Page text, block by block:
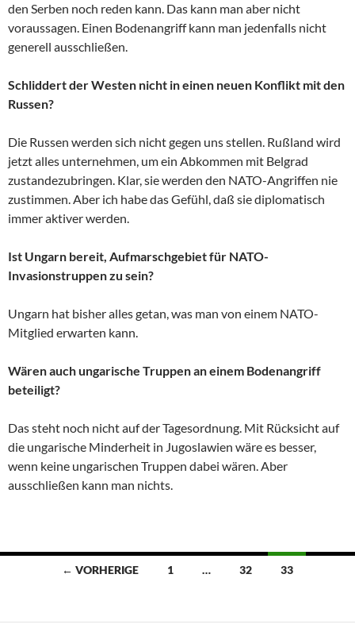
den Serben noch reden kann. Das kann man aber nicht
voraussagen. Einen Bodenangriff kann man jedenfalls nicht
generell ausschließen.
Schliddert der Westen nicht in einen neuen Konflikt mit den
Russen?
Die Russen werden sich nicht gegen uns stellen. Rußland wird
jetzt alles unternehmen, um ein Abkommen mit Belgrad
zustandezubringen. Klar, sie werden den NATO-Angriffen nie
zustimmen. Aber ich habe das Gefühl, daß sie diplomatisch
immer aktiver werden.
Ist Ungarn bereit, Aufmarschgebiet für NATO-
Invasionstruppen zu sein?
Ungarn hat bisher alles getan, was man von einem NATO-
Mitglied erwarten kann.
Wären auch ungarische Truppen an einem Bodenangriff
beteiligt?
Das steht noch nicht auf der Tagesordnung. Mit Rücksicht auf
die ungarische Minderheit in Jugoslawien wäre es besser,
wenn keine ungarischen Truppen dabei wären. Aber
ausschließen kann man nichts.
Beitragsnavigation
← VORHERIGE 1 … 32 33